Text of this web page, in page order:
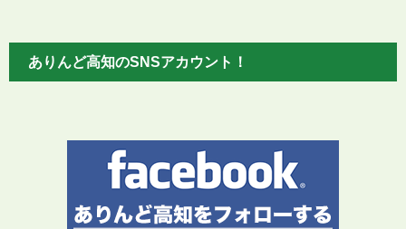
ありんど高知のSNSアカウント！